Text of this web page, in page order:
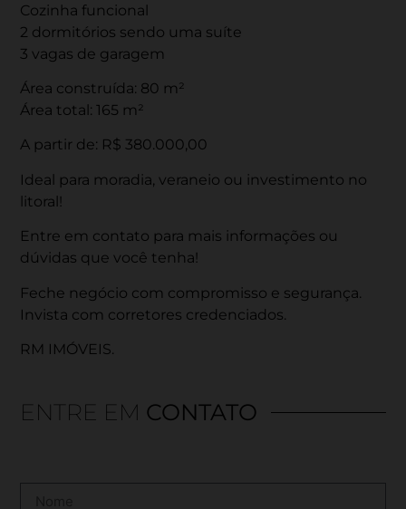
Cozinha funcional
2 dormitórios sendo uma suíte
3 vagas de garagem
Área construída: 80 m²
Área total: 165 m²
A partir de: R$ 380.000,00
Ideal para moradia, veraneio ou investimento no
litoral!
Entre em contato para mais informações ou
dúvidas que você tenha!
Feche negócio com compromisso e segurança.
Invista com corretores credenciados.
RM IMÓVEIS.
ENTRE EM CONTATO